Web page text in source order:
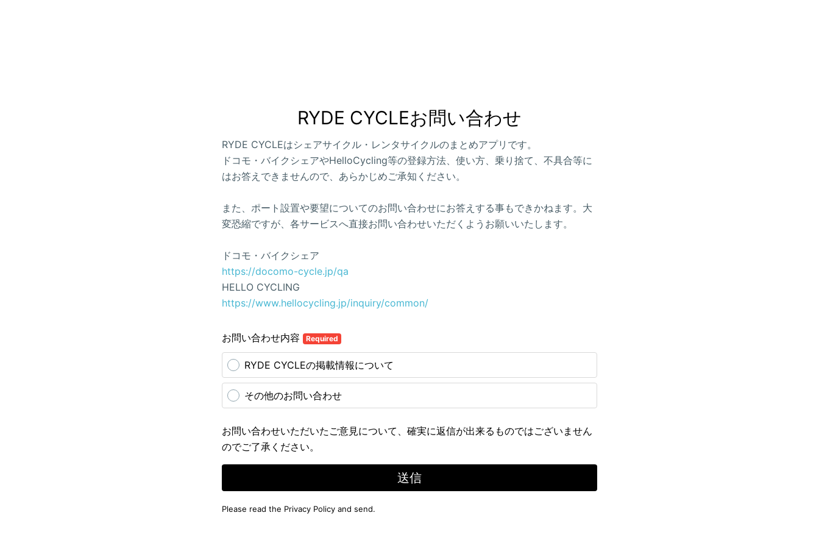
RYDE CYCLEお問い合わせ
RYDE CYCLEはシェアサイクル・レンタサイクルのまとめアプリです。
ドコモ・バイクシェアやHelloCycling等の登録方法、使い方、乗り捨て、不具合等に
はお答えできませんので、あらかじめご承知ください。
また、ポート設置や要望についてのお問い合わせにお答えする事もできかねます。大
変恐縮ですが、各サービスへ直接お問い合わせいただくようお願いいたします。
ドコモ・バイクシェア
https://docomo-cycle.jp/qa
HELLO CYCLING
https://www.hellocycling.jp/inquiry/common/
お問い合わせ内容 Required
RYDE CYCLEの掲載情報について
その他のお問い合わせ
お問い合わせいただいたご意見について、確実に返信が出来るものではございません
のでご了承ください。
送信
Please read the Privacy Policy and send.